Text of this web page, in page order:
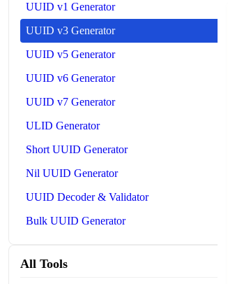
UUID v1 Generator
UUID v3 Generator
UUID v5 Generator
UUID v6 Generator
UUID v7 Generator
ULID Generator
Short UUID Generator
Nil UUID Generator
UUID Decoder & Validator
Bulk UUID Generator
All Tools